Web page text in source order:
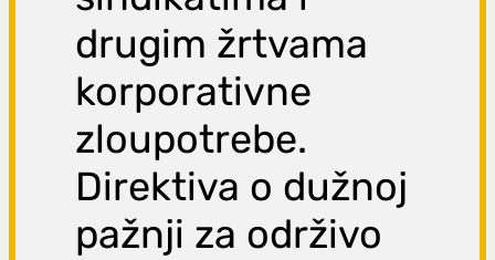
drugim žrtvama
korporativne
zloupotrebe.
Direktiva o dužnoj
pažnji za održivo